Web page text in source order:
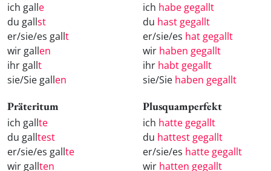
ich galle
du gallst
er/sie/es gallt
wir gallen
ihr gallt
sie/Sie gallen
ich habe gegallt
du hast gegallt
er/sie/es hat gegallt
wir haben gegallt
ihr habt gegallt
sie/Sie haben gegallt
Präteritum
ich gallte
du galltest
er/sie/es gallte
wir gallten
Plusquamperfekt
ich hatte gegallt
du hattest gegallt
er/sie/es hatte gegallt
wir hatten gegallt